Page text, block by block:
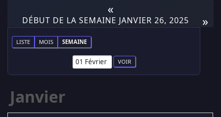
«
»
DÉBUT DE LA SEMAINE JANVIER 26, 2025
LISTE MOIS SEMAINE
Janvier